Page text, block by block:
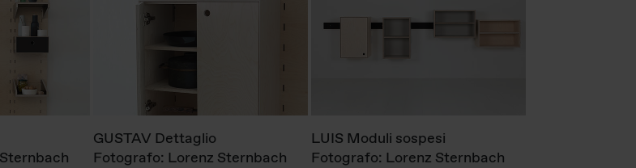
GUSTAV Dettaglio
Fotografo: Lorenz Sternbach
LUIS Moduli sospesi
Fotografo: Lorenz Sternbach